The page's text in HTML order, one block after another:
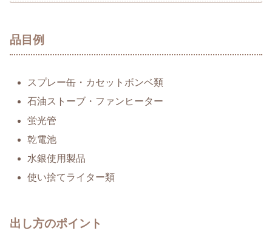
品目例
スプレー缶・カセットボンベ類
石油ストーブ・ファンヒーター
蛍光管
乾電池
水銀使用製品
使い捨てライター類
出し方のポイント